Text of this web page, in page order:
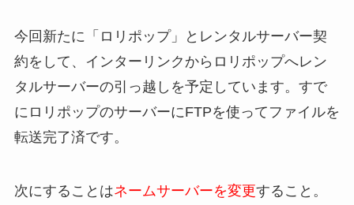
今回新たに「ロリポップ」とレンタルサーバー契
約をして、インターリンクからロリポップへレン
タルサーバーの引っ越しを予定しています。すで
にロリポップのサーバーにFTPを使ってファイルを
転送完了済です。
次にすることはネームサーバーを変更すること。